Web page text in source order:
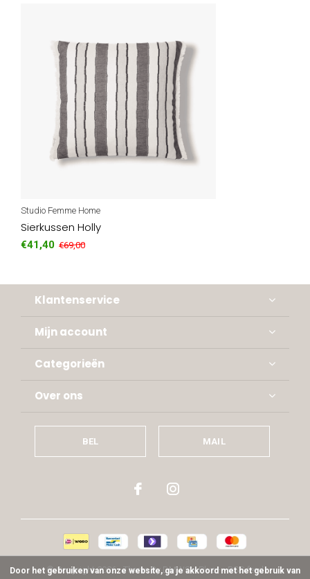
Studio Femme Home
Sierkussen Holly
€41,40 €69,00
Klantenservice
Mijn account
Categorieën
Over ons
BEL MAIL
© Copyright2026- Theme ByDMWSxPlus+ -RSS-feed
Door het gebruiken van onze website, ga je akkoord met het gebruik van